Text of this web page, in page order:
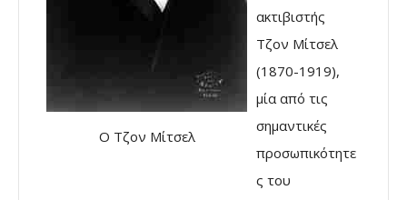
Ο Τζον Μίτσελ
ακτιβιστής
Τζον Μίτσελ
(1870-1919),
μία από τις
σημαντικές
προσωπικότητε
ς του